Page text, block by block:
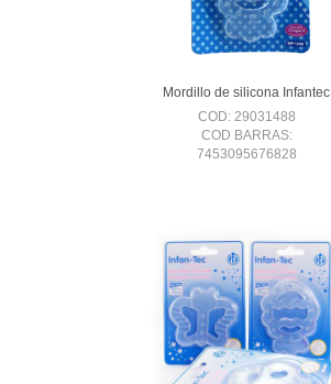
Mordillo de silicona Infantec
COD: 29031488
COD BARRAS:
7453095676828